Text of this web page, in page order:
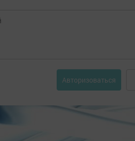
Авторизоваться